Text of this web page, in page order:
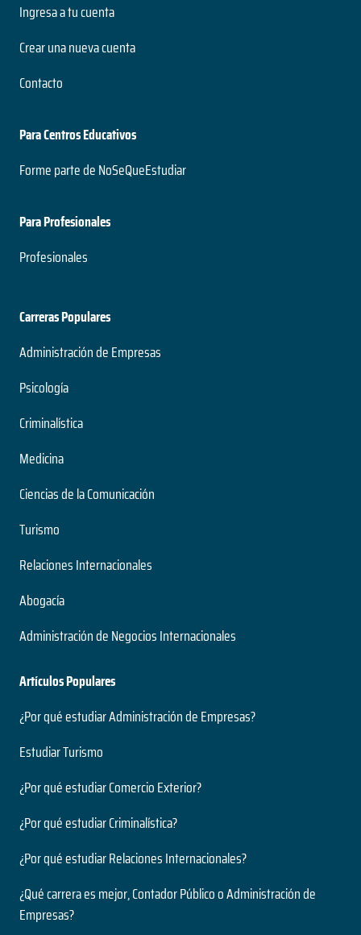
Ingresa a tu cuenta
Crear una nueva cuenta
Contacto
Para Centros Educativos
Forme parte de NoSeQueEstudiar
Para Profesionales
Profesionales
Carreras Populares
Administración de Empresas
Psicología
Criminalística
Medicina
Ciencias de la Comunicación
Turismo
Relaciones Internacionales
Abogacía
Administración de Negocios Internacionales
Artículos Populares
¿Por qué estudiar Administración de Empresas?
Estudiar Turismo
¿Por qué estudiar Comercio Exterior?
¿Por qué estudiar Criminalística?
¿Por qué estudiar Relaciones Internacionales?
¿Qué carrera es mejor, Contador Público o Administración de
Empresas?